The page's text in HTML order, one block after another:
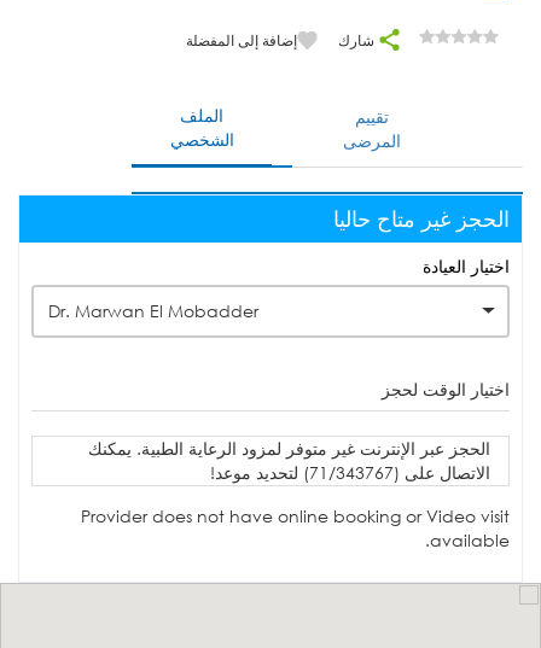
شارك إضافة إلى المفضلة
الملف
الشخصي
تقييم
المرضى
الحجز غير متاح حاليا
اختيار العيادة
Dr. Marwan El Mobadder
اختيار الوقت لحجز
الحجز عبر الإنترنت غير متوفر لمزود الرعاية الطبية. يمكنك
الاتصال على (71/343767) لتحديد موعد!
Provider does not have online booking or Video visit
available.